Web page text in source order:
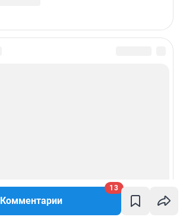
Комментарии
13